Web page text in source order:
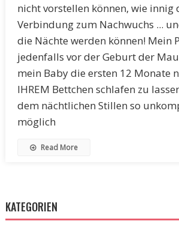
nicht vorstellen können, wie innig
Verbindung zum Nachwuchs ...
die Nächte werden können! Mein
jedenfalls vor der Geburt der
mein Baby die ersten 12 Monate
IHREM Bettchen schlafen zu
dem nächtlichen Stillen so
möglich
Read More
KATEGORIEN